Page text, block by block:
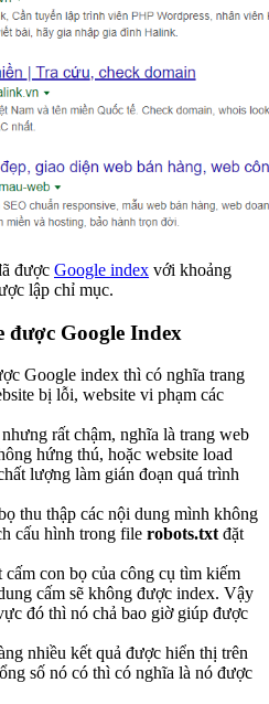
được Google index với khoảng
lập chỉ mục.
được Google Index
Google index thì có nghĩa trang
bị lỗi, website vi phạm các
rất chậm, nghĩa là trang web
hứng thú, hoặc website load
lượng làm gián đoạn quá trình
thu thập các nội dung mình không
cấu hình trong file robots.txt đặt
con bọ của công cụ tìm kiếm
cấm sẽ không được index. Vậy
đó thì nó chả bao giờ giúp được
nhiều kết quả được hiển thị trên
số nó có thì có nghĩa là nó được